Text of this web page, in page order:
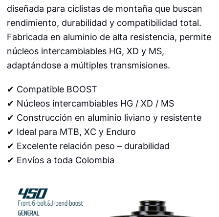
diseñada para ciclistas de montaña que buscan
rendimiento, durabilidad y compatibilidad total.
Fabricada en aluminio de alta resistencia, permite
núcleos intercambiables HG, XD y MS,
adaptándose a múltiples transmisiones.
✔ Compatible BOOST
✔ Núcleos intercambiables HG / XD / MS
✔ Construcción en aluminio liviano y resistente
✔ Ideal para MTB, XC y Enduro
✔ Excelente relación peso – durabilidad
✔ Envíos a toda Colombia